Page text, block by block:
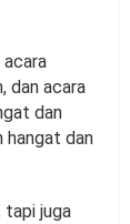
acara
dan acara
dan
hangat dan
tapi juga